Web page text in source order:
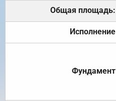
Общая площадь:
Исполнение
Фундамент